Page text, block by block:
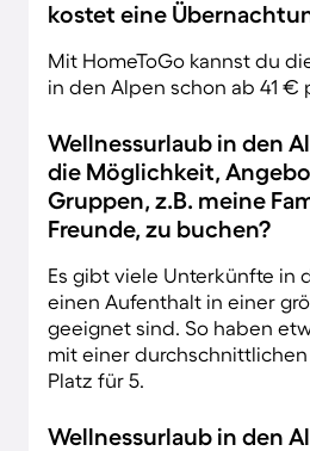
kostet eine
Mit HomeToGo kannst du
in den Alpen schon ab 41 €
Wellnessurlaub in den
die Möglichkeit,
Gruppen, z.B. meine
Freunde, zu buchen?
Es gibt viele Unterkünfte in
einen Aufenthalt in einer
geeignet sind. So haben
mit einer durchschnittlichen
Platz für 5.
Wellnessurlaub in den